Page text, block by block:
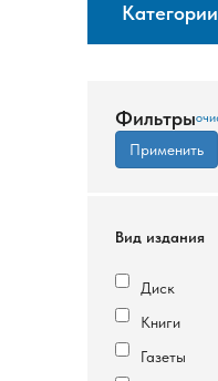
Категории
Фильтры
Вид издания
Диск
Книги
Газеты